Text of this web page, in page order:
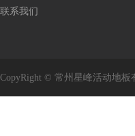
联系我们
CopyRight © 常州星峰活动地板